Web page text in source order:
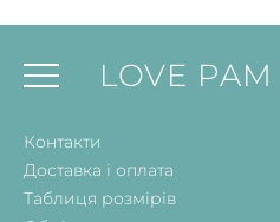
LOVE PAM
Контакти
Доставка і оплата
Таблиця розмірів